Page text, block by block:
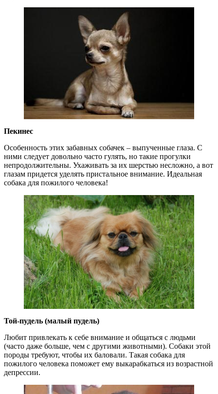
Пекинес
Особенность этих забавных собачек – выпученные глаза. С
ними следует довольно часто гулять, но такие прогулки
непродолжительны. Ухаживать за их шерстью несложно, а вот
глазам придется уделять пристальное внимание. Идеальная
собака для пожилого человека!
Той-пудель (малый пудель)
Любит привлекать к себе внимание и общаться с людьми
(часто даже больше, чем с другими животными). Собаки этой
породы требуют, чтобы их баловали. Такая собака для
пожилого человека поможет ему выкарабкаться из возрастной
депрессии.